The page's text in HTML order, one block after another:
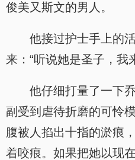
俊美又斯文的男人。
他接过护士手上的
来：“听说她是圣子，我
他仔细打量了一下
副受到虐待折磨的可怜
腹被人掐出十指的淤痕
着咬痕。如果把她以现